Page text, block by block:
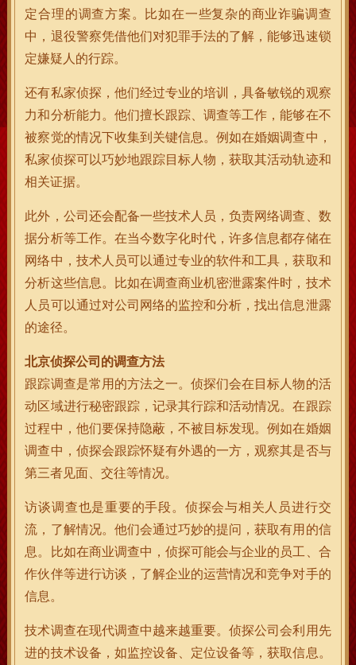
定合理的调查方案。比如在一些复杂的商业诈骗调查
中，退役警察凭借他们对犯罪手法的了解，能够迅速锁
定嫌疑人的行踪。
还有私家侦探，他们经过专业的培训，具备敏锐的观察
力和分析能力。他们擅长跟踪、调查等工作，能够在不
被察觉的情况下收集到关键信息。例如在婚姻调查中，
私家侦探可以巧妙地跟踪目标人物，获取其活动轨迹和
相关证据。
此外，公司还会配备一些技术人员，负责网络调查、数
据分析等工作。在当今数字化时代，许多信息都存储在
网络中，技术人员可以通过专业的软件和工具，获取和
分析这些信息。比如在调查商业机密泄露案件时，技术
人员可以通过对公司网络的监控和分析，找出信息泄露
的途径。
北京侦探公司的调查方法
跟踪调查是常用的方法之一。侦探们会在目标人物的活
动区域进行秘密跟踪，记录其行踪和活动情况。在跟踪
过程中，他们要保持隐蔽，不被目标发现。例如在婚姻
调查中，侦探会跟踪怀疑有外遇的一方，观察其是否与
第三者见面、交往等情况。
访谈调查也是重要的手段。侦探会与相关人员进行交
流，了解情况。他们会通过巧妙的提问，获取有用的信
息。比如在商业调查中，侦探可能会与企业的员工、合
作伙伴等进行访谈，了解企业的运营情况和竞争对手的
信息。
技术调查在现代调查中越来越重要。侦探公司会利用先
进的技术设备，如监控设备、定位设备等，获取信息。